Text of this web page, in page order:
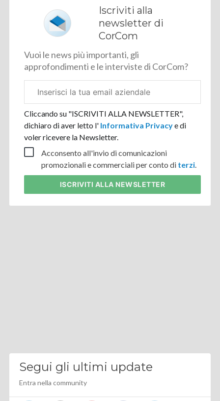
Iscriviti alla
newsletter di
CorCom
Vuoi le news più importanti, gli
approfondimenti e le interviste di CorCom?
aziendale
Cliccando su "ISCRIVITI ALLA NEWSLETTER",
dichiaro di aver letto l' Informativa Privacye di
voler ricevere la Newsletter.
Acconsento all'invio di comunicazioni
promozionali e commerciali per conto di terzi.
ISCRIVITI ALLA NEWSLETTER
Segui gli ultimi update
Entra nella community